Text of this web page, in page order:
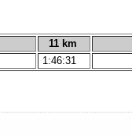
11 km
1:46:31